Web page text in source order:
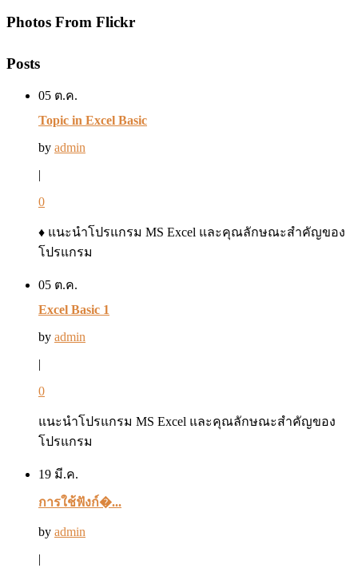
Photos From Flickr
Posts
05 ต.ค.
Topic in Excel Basic
by admin
|
0
♦ แนะนำโปรแกรม MS Excel และคุณลักษณะสำคัญของ
โปรแกรม
05 ต.ค.
Excel Basic 1
by admin
|
0
แนะนำโปรแกรม MS Excel และคุณลักษณะสำคัญของ
โปรแกรม
19 มี.ค.
การใช้ฟังก์�...
by admin
|